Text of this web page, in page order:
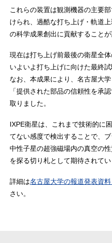
これらの装置は観測機器の主要
けられ、過酷な打ち上げ・軌道
の科学成果創出に貢献することが
現在は打ち上げ前最後の衛星全
いよいよ打ち上げに向けた最終
なお、本成果により、名古屋大
「提供された部品の信頼性を承
取りました。
IXPE衛星は、これまで技術的に
てない感度で検出することで、
中性子星の超強磁場内の真空の
を探る切り札として期待されてい
詳細は名古屋大学の報道発表資料
さい。